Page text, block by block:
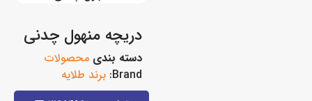
دریچه منهول چدنی
محصولات
برند طلایه